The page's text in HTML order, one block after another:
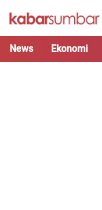
News Ekonomi